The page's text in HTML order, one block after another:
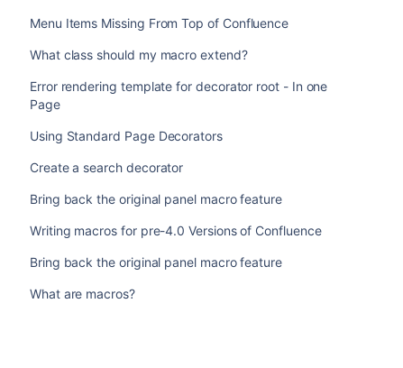
Menu Items Missing From Top of Confluence
What class should my macro extend?
Error rendering template for decorator root - In one
Page
Using Standard Page Decorators
Create a search decorator
Bring back the original panel macro feature
Writing macros for pre-4.0 Versions of Confluence
Bring back the original panel macro feature
What are macros?